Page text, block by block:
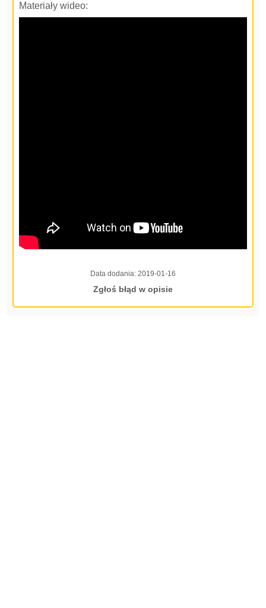
Materiały wideo:
Data dodania: 2019-01-16
Zgłoś błąd w opisie